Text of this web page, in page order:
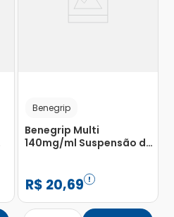
Benegrip
Benegrip Multi
140mg/ml Suspensão de
R$ 20,69